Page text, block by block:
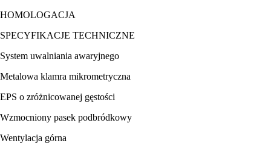
HOMOLOGACJA
SPECYFIKACJE TECHNICZNE
System uwalniania awaryjnego
Metalowa klamra mikrometryczna
EPS o zróżnicowanej gęstości
Wzmocniony pasek podbródkowy
Wentylacja górna